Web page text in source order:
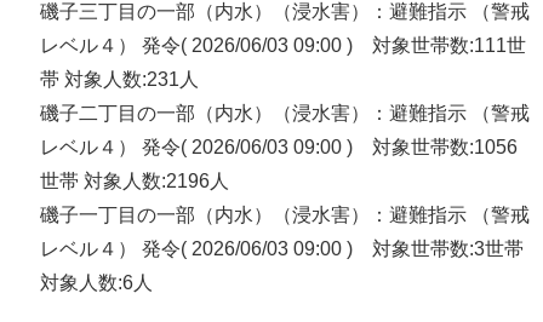
磯子三丁目の一部（内水）（浸水害）：避難指示 （警戒
レベル４） 発令( 2026/06/03 09:00 ) 対象世帯数:111世
帯 対象人数:231人
磯子二丁目の一部（内水）（浸水害）：避難指示 （警戒
レベル４） 発令( 2026/06/03 09:00 ) 対象世帯数:1056
世帯 対象人数:2196人
磯子一丁目の一部（内水）（浸水害）：避難指示 （警戒
レベル４） 発令( 2026/06/03 09:00 ) 対象世帯数:3世帯
対象人数:6人